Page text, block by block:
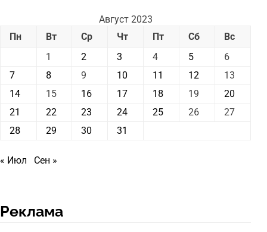
Август 2023
Пн
Вт Ср Чт Пт Сб
Вс
1
2 3 4 5
6
7
8 9 10 11 12
13
14
15 16 17 18 19
20
21
22 23 24 25 26
27
28
29 30 31
« Июл Сен »
Реклама